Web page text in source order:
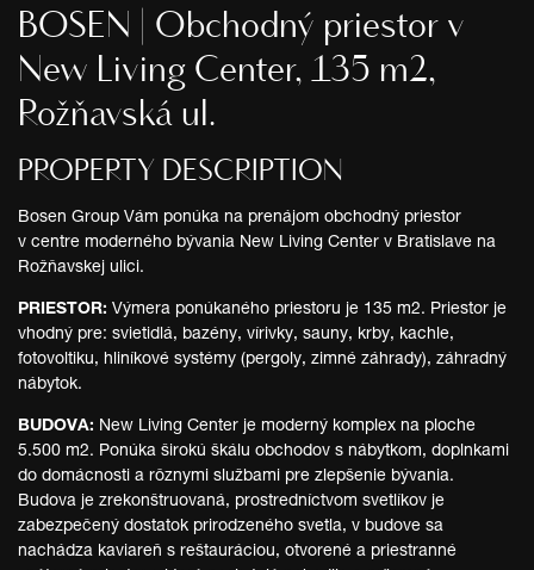
BOSEN | Obchodný priestor v
New Living Center, 135 m2,
Rožňavská ul.
PROPERTY DESCRIPTION
Bosen Group Vám ponúka na prenájom obchodný priestor
v centre moderného bývania New Living Center v Bratislave na
Rožňavskej ulici.
PRIESTOR: Výmera ponúkaného priestoru je 135 m2. Priestor je
vhodný pre: svietidlá, bazény, vírivky, sauny, krby, kachle,
fotovoltiku, hliníkové systémy (pergoly, zimné záhrady), záhradný
nábytok.
BUDOVA: New Living Center je moderný komplex na ploche
5.500 m2. Ponúka širokú škálu obchodov s nábytkom, doplnkami
do domácnosti a rôznymi službami pre zlepšenie bývania.
Budova je zrekonštruovaná, prostredníctvom svetlíkov je
zabezpečený dostatok prirodzeného svetla, v budove sa
nachádza kaviareň s reštauráciou, otvorené a priestranné